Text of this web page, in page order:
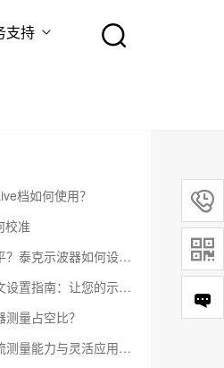
支持
档如何使用？
校准
示波器如何设置触发电平？
南：让您的示波器更易于使用
量占空比？
量能力与灵活应用指南

